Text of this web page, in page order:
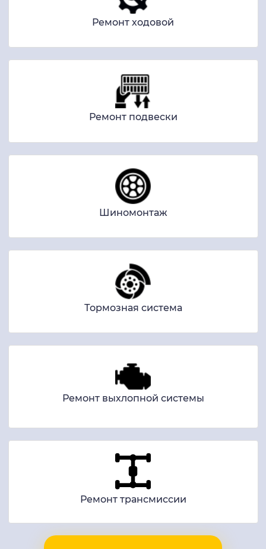
Ремонт ходовой
Ремонт подвески
Шиномонтаж
Тормозная система
Ремонт выхлопной системы
Ремонт трансмиссии